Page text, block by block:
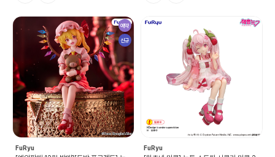
예약
신규
FuRyu FuRyu